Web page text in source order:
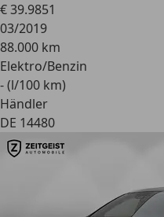
€ 39.9851
03/2019
88.000 km
Elektro/Benzin
- (l/100 km)
Händler
DE 14480